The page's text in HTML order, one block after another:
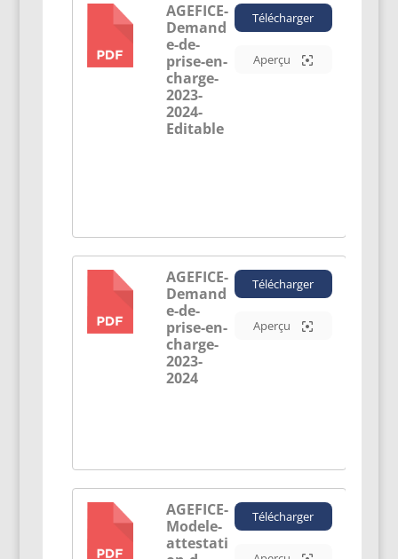
AGEFICE-
Demand
e-de-
prise-en-
charge-
2023-
2024-
Editable
Télécharger
Aperçu
AGEFICE-
Demand
e-de-
prise-en-
charge-
2023-
2024
Télécharger
Aperçu
AGEFICE-
Modele-
attestati
Télécharger